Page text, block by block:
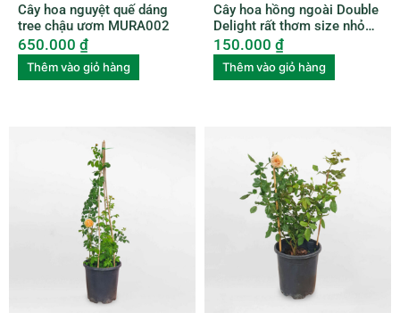
Cây hoa nguyệt quế dáng
tree chậu ươm MURA002
650.000 ₫
Thêm vào giỏ hàng
Cây hoa hồng ngoài Double
Delight rất thơm size nhỏ
ROSE007
150.000 ₫
Thêm vào giỏ hàng